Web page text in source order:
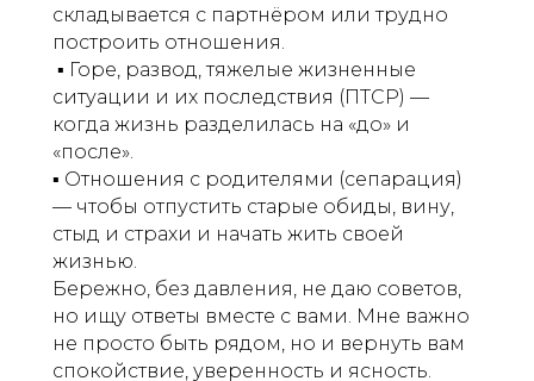
складывается с партнёром или трудно
построить отношения.
️ ▪︎ Горе, развод, тяжелые жизненные
ситуации и их последствия (ПТСР) —
когда жизнь разделилась на «до» и
«после».
️▪︎ Отношения с родителями (сепарация)
— чтобы отпустить старые обиды, вину,
стыд и страхи и начать жить своей
жизнью.
Бережно, без давления, не даю советов,
но ищу ответы вместе с вами. Мне важно
не просто быть рядом, но и вернуть вам
спокойствие, уверенность и ясность.